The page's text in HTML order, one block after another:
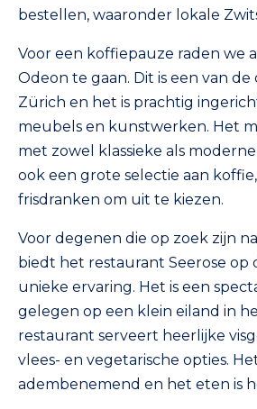
bestellen, waaronder lokale
Voor een koffiepauze raden we
Odeon te gaan. Dit is een van de
Zürich en het is prachtig
meubels en kunstwerken. Het
met zowel klassieke als
ook een grote selectie aan
frisdranken om uit te kiezen.
Voor degenen die op zoek zijn
biedt het restaurant Seerose op
unieke ervaring. Het is een
gelegen op een klein eiland in
restaurant serveert heerlijke
vlees- en vegetarische opties.
adembenemend en het eten is